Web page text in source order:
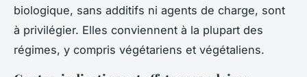
biologique, sans additifs ni agents de charge, sont
à privilégier. Elles conviennent à la plupart des
régimes, y compris végétariens et végétaliens.